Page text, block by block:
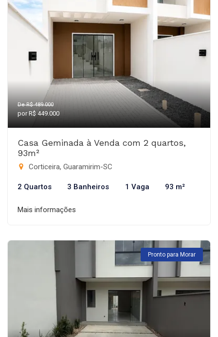
De R$ 489.000
por R$ 449.000
Casa Geminada à Venda com 2 quartos,
93m²
Corticeira, Guaramirim-SC
2 Quartos 3 Banheiros 1 Vaga 93 m²
Mais informações
Pronto para Morar